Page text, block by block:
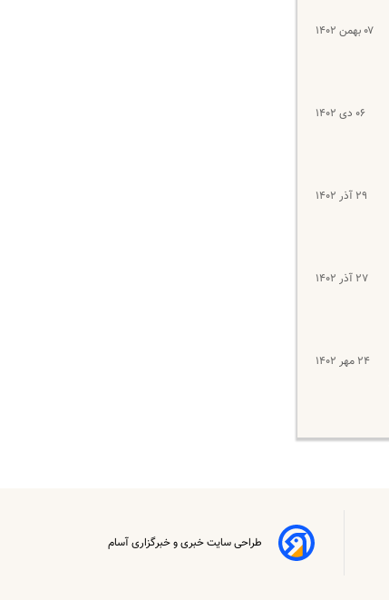
۰۷ بهمن ۱۴۰۲
۰۶ دی ۱۴۰۲
۲۹ آذر ۱۴۰۲
۲۷ آذر ۱۴۰۲
۲۴ مهر ۱۴۰۲
طراحی سایت خبری و خبرگزاری آسام